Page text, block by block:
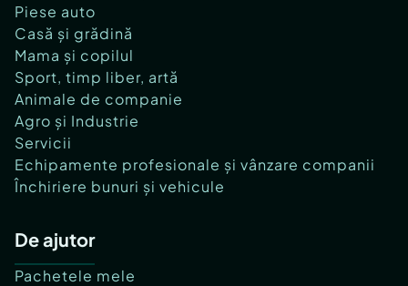
Piese auto
Casă și grădină
Mama și copilul
Sport, timp liber, artă
Animale de companie
Agro și Industrie
Servicii
Echipamente profesionale și vânzare companii
Închiriere bunuri și vehicule
De ajutor
Pachetele mele